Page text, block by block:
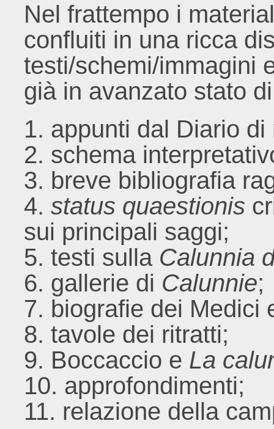
Nel frattempo i
confluiti in una ricca
testi/schemi/immagini
già in avanzato stato
1. appunti dal Diario
2. schema
3. breve bibliografia
4.status quaestionis
sui principali saggi;
5. testi sulla Calunnia
6. gallerie di Calunnie;
7. biografie dei Medici
8. tavole dei ritratti;
9. Boccaccio e La
10. approfondimenti;
11. relazione della